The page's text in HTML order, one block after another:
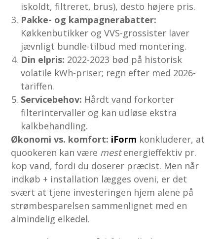
iskoldt, filtreret, brus), desto højere pris.
Pakke- og kampagnerabatter:
Køkkenbutikker og VVS-grossister laver
jævnligt bundle-tilbud med montering.
Din elpris: 2022-2023 bød på historisk
volatile kWh-priser; regn efter med 2026-
tariffen.
Servicebehov: Hårdt vand forkorter
filterintervaller og kan udløse ekstra
kalkbehandling.
Økonomi vs. komfort: iForm konkluderer, at
quookeren kan være mestenergieffektiv pr.
kop vand, fordi du doserer præcist. Men når
indkøb + installation lægges oveni, er det
svært at tjene investeringen hjem alene på
strømbesparelsen sammenlignet med en
almindelig elkedel.